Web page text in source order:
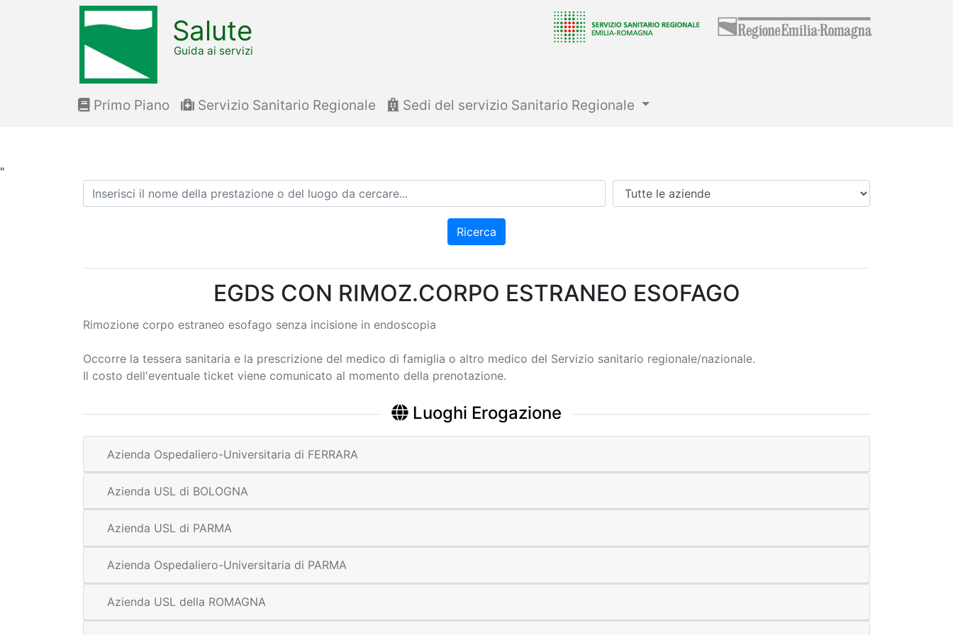
"
Salute
Guida ai servizi
Primo Piano Servizio Sanitario Regionale Sedi del servizio Sanitario Regionale
Ricerca Azienda
Ricerca
EGDS CON RIMOZ.CORPO ESTRANEO ESOFAGO
Rimozione corpo estraneo esofago senza incisione in endoscopia
Occorre la tessera sanitaria e la prescrizione del medico di famiglia o altro medico del Servizio sanitario regionale/nazionale.
Il costo dell'eventuale ticket viene comunicato al momento della prenotazione.
Luoghi Erogazione
Azienda Ospedaliero-Universitaria di FERRARA
Azienda USL di BOLOGNA
Azienda USL di PARMA
Azienda Ospedaliero-Universitaria di PARMA
Azienda USL della ROMAGNA